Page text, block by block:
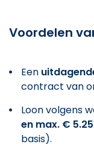
Voordelen
Een
contract van
Loon volgens
en max. €
basis).